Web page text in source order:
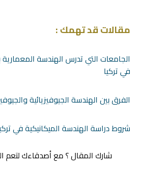
مقالات قد تهمك :
الجامعات التي تدرس الهندسة المعمارية
في تركيا
الفرق بين الهندسة الجيوفيزيائية
شروط دراسة الهندسة الميكانيكية في
شارك المقال ؟ مع أصدقاءك لتعم